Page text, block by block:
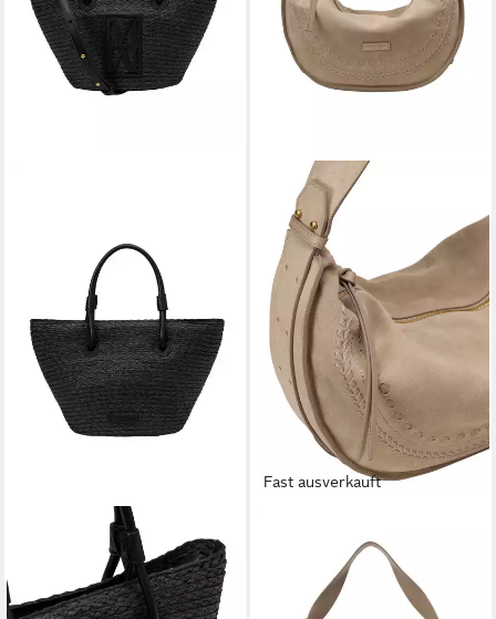
MARC O'POLO
Shopper mit edlen Echtleder-
106,36 € UVP139,95 €
Fast ausverkauft
Umhängetasche aus weichem
Veloursleder
201,56 € UVP 279,95 €